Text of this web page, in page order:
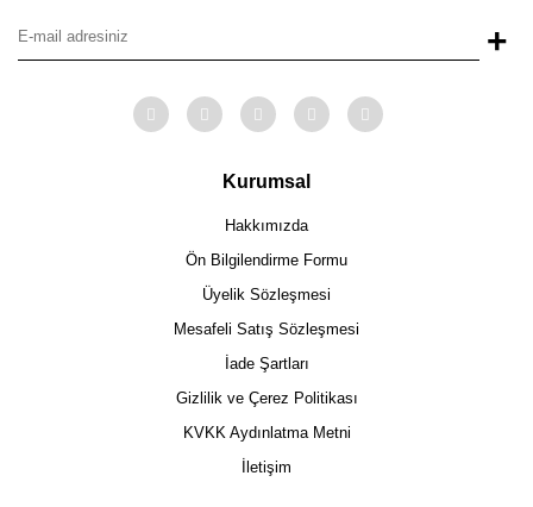
+
Kurumsal
Hakkımızda
Ön Bilgilendirme Formu
Üyelik Sözleşmesi
Mesafeli Satış Sözleşmesi
İade Şartları
Gizlilik ve Çerez Politikası
KVKK Aydınlatma Metni
İletişim